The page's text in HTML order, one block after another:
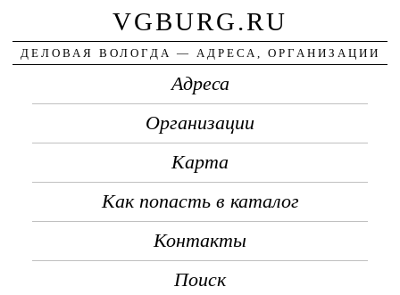
VGBURG.RU
ДЕЛОВАЯ ВОЛОГДА — АДРЕСА, ОРГАНИЗАЦИИ
Адреса
Организации
Карта
Как попасть в каталог
Контакты
Поиск